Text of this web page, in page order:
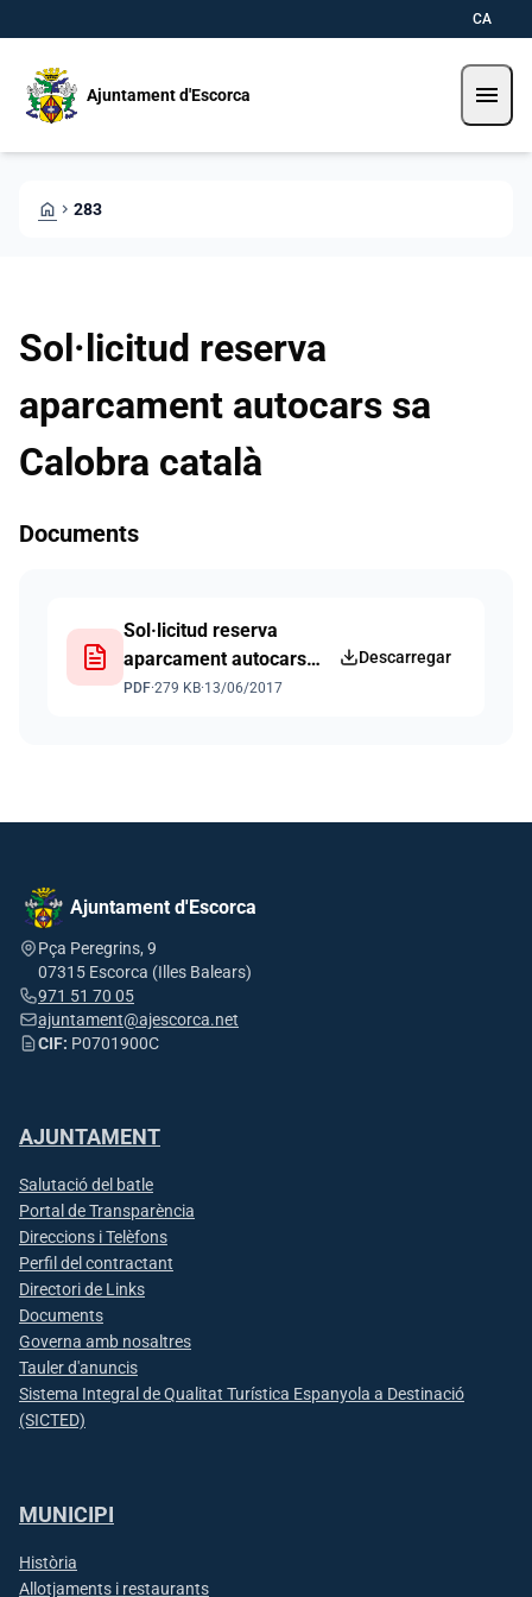
CA
Ajuntament d'Escorca menu
HOME CHEVRON_RIGHT 283
Sol·licitud reserva
aparcament autocars sa
Calobra català
Documents
Sol·licitud reserva
aparcament autocars
sa Calobra català
PDF·279 KB·13/06/2017
Descarregar
Ajuntament d'Escorca
Pça Peregrins, 9
07315 Escorca (Illes Balears)
971 51 70 05
ajuntament@ajescorca.net
CIF: P0701900C
AJUNTAMENT
Salutació del batle
Portal de Transparència
Direccions i Telèfons
Perfil del contractant
Directori de Links
Documents
Governa amb nosaltres
Tauler d'anuncis
Sistema Integral de Qualitat Turística Espanyola a Destinació
(SICTED)
MUNICIPI
Història
Allotjaments i restaurants